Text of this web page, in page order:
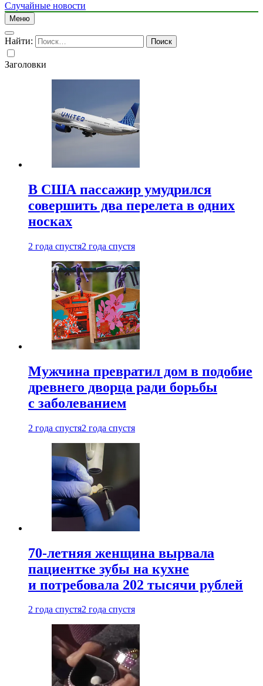
Случайные новости
Меню
Найти:
Заголовки
В США пассажир умудрился
совершить два перелета в одних
носках
2 года спустя2 года спустя
Мужчина превратил дом в подобие
древнего дворца ради борьбы
с заболеванием
2 года спустя2 года спустя
70-летняя женщина вырвала
пациентке зубы на кухне
и потребовала 202 тысячи рублей
2 года спустя2 года спустя